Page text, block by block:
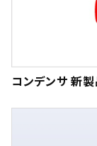
コンデンサ 新